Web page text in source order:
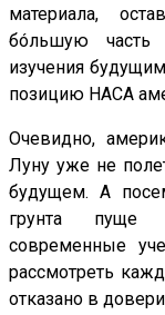
материала,
бóльшую часть
изучения
позицию НАСА
Очевидно,
Луну уже не
будущем. А
грунта пуще
современные
рассмотреть
отказано в